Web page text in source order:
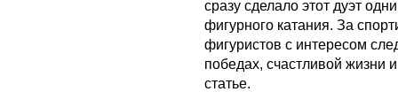
сразу сделало этот дуэт
фигурного катания. За
фигуристов с интересом
победах, счастливой жизни
статье.